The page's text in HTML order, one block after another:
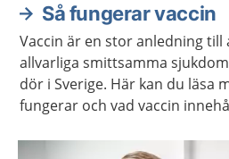
Så fungerar vaccin
Vaccin är en stor anledning till
allvarliga smittsamma
dör i Sverige. Här kan du läsa mer om hur vaccin
fungerar och vad vaccin